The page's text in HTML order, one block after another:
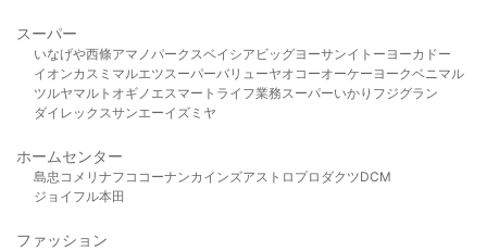
スーパー
いなげや西條アマノパークスベイシア ビッグヨーサンイトーヨーカドー
イオンカスミ マルエツスーパーバリューヤオコーオーケー ヨークベニマル
ツルヤマルト オギノ エスマート ライフ業務スーパーいかり フジグラン
ダイレックスサンエーイズミヤ
ホームセンター
島忠 コメリ ナフコ コーナンカインズアストロプロダクツDCM
ジョイフル本田
ファッション